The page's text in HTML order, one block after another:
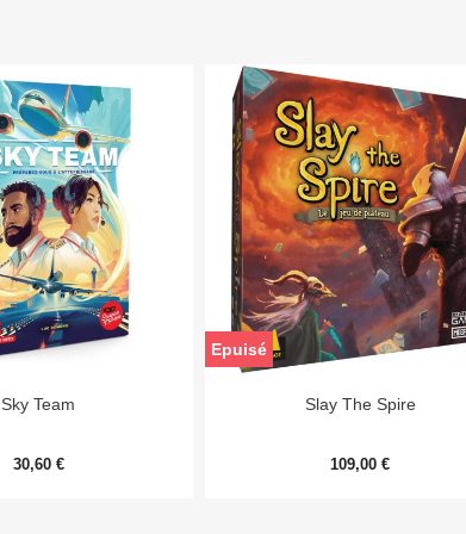
Aperçu rapide
Sky Team
30,60 €
Aperçu rapide
Slay The Spire
109,00 €
Epuisé